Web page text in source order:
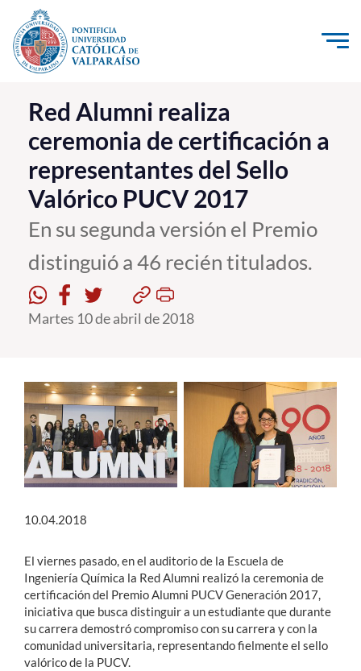
Click acá para ir directamente al contenido
La Universidad
Investigación, Creación e Innovación
PUCV Internacional
Vinculación con el Medio
Admisión
Pregrado
Postgrado
Estudiantes
Académicos
Funcionarios
English
Red Alumni realiza
ceremonia de certificación a
representantes del Sello
Valórico PUCV 2017
En su segunda versión el Premio
distinguió a 46 recién titulados.
Martes 10 de abril de 2018
10.04.2018
El viernes pasado, en el auditorio de la Escuela de
Ingeniería Química la Red Alumni realizó la ceremonia de
certificación del Premio Alumni PUCV Generación 2017,
iniciativa que busca distinguir a un estudiante que durante
su carrera demostró compromiso con su carrera y con la
comunidad universitaria, representando fielmente el sello
valórico de la PUCV.